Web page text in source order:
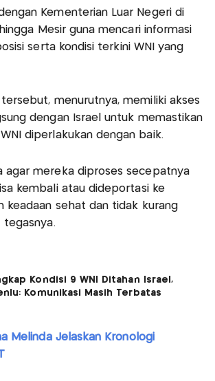
Kementerian Luar Negeri di
Mesir guna mencari informasi
serta kondisi terkini WNI yang
tersebut, menurutnya, memiliki akses
dengan Israel untuk memastikan
diperlakukan dengan baik.
agar mereka diproses secepatnya
kembali atau dideportasi ke
keadaan sehat dan tidak kurang
tegasnya.
Kondisi 9 WNI Ditahan Israel,
Komunikasi Masih Terbatas
Melinda Jelaskan Kronologi